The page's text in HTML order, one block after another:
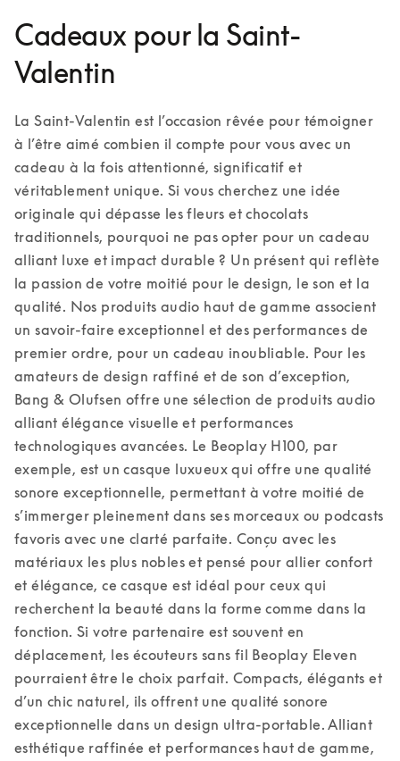
Cadeaux pour la Saint-
Valentin
La Saint-Valentin est l’occasion rêvée pour témoigner
à l’être aimé combien il compte pour vous avec un
cadeau à la fois attentionné, significatif et
véritablement unique. Si vous cherchez une idée
originale qui dépasse les fleurs et chocolats
traditionnels, pourquoi ne pas opter pour un cadeau
alliant luxe et impact durable ? Un présent qui reflète
la passion de votre moitié pour le design, le son et la
qualité. Nos produits audio haut de gamme associent
un savoir-faire exceptionnel et des performances de
premier ordre, pour un cadeau inoubliable. Pour les
amateurs de design raffiné et de son d’exception,
Bang & Olufsen offre une sélection de produits audio
alliant élégance visuelle et performances
technologiques avancées. Le Beoplay H100, par
exemple, est un casque luxueux qui offre une qualité
sonore exceptionnelle, permettant à votre moitié de
s’immerger pleinement dans ses morceaux ou podcasts
favoris avec une clarté parfaite. Conçu avec les
matériaux les plus nobles et pensé pour allier confort
et élégance, ce casque est idéal pour ceux qui
recherchent la beauté dans la forme comme dans la
fonction. Si votre partenaire est souvent en
déplacement, les écouteurs sans fil Beoplay Eleven
pourraient être le choix parfait. Compacts, élégants et
d’un chic naturel, ils offrent une qualité sonore
exceptionnelle dans un design ultra-portable. Alliant
esthétique raffinée et performances haut de gamme,